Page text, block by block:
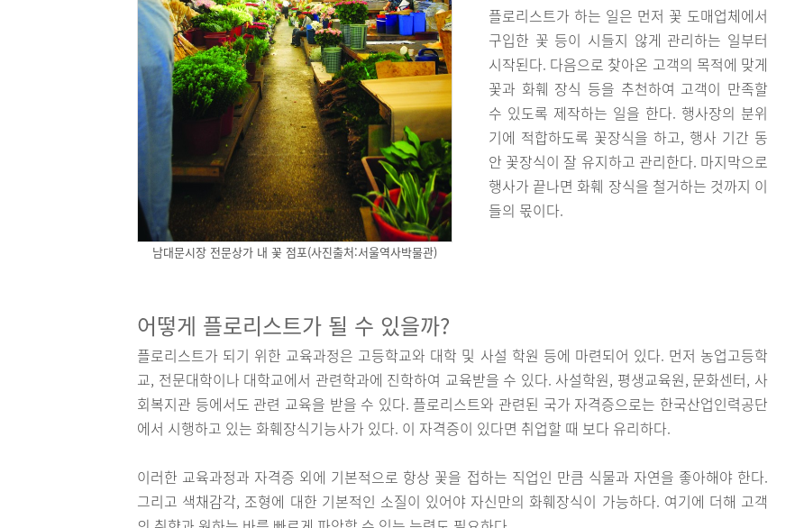
남대문시장 전문상가 내 꽃 점포(사진출처:서울역사박물관)
플로리스트가 하는 일은 먼저 꽃 도매업체에서
구입한 꽃 등이 시들지 않게 관리하는 일부터
시작된다. 다음으로 찾아온 고객의 목적에 맞게
꽃과 화훼 장식 등을 추천하여 고객이 만족할
수 있도록 제작하는 일을 한다. 행사장의 분위
기에 적합하도록 꽃장식을 하고, 행사 기간 동
안 꽃장식이 잘 유지하고 관리한다. 마지막으로
행사가 끝나면 화훼 장식을 철거하는 것까지 이
들의 몫이다.
어떻게 플로리스트가 될 수 있을까?
플로리스트가 되기 위한 교육과정은 고등학교와 대학 및 사설 학원 등에 마련되어 있다. 먼저 농업고등학
교, 전문대학이나 대학교에서 관련학과에 진학하여 교육받을 수 있다. 사설학원, 평생교육원, 문화센터, 사
회복지관 등에서도 관련 교육을 받을 수 있다. 플로리스트와 관련된 국가 자격증으로는 한국산업인력공단
에서 시행하고 있는 화훼장식기능사가 있다. 이 자격증이 있다면 취업할 때 보다 유리하다.
이러한 교육과정과 자격증 외에 기본적으로 항상 꽃을 접하는 직업인 만큼 식물과 자연을 좋아해야 한다.
그리고 색채감각, 조형에 대한 기본적인 소질이 있어야 자신만의 화훼장식이 가능하다. 여기에 더해 고객